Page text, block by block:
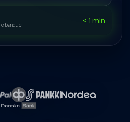
banque < 1 min